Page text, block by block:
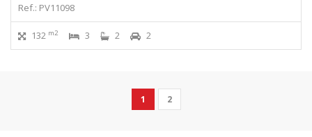
Ref.: PV11098
132 m2 3 2 2
1 2